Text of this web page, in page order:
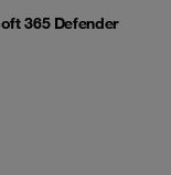
365 Defender